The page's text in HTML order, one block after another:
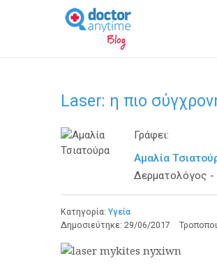
Laser: η πιο
Γράφει:
Αμαλία
Δερματολόγος -
Κατηγορία: Υγεία
Δημοσιεύτηκε: 29/06/2017